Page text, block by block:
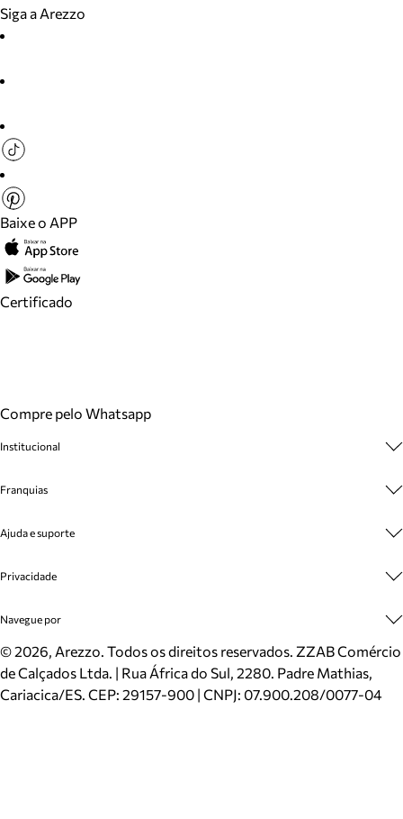
Siga a Arezzo
Baixe o APP
Certificado
Compre pelo Whatsapp
Institucional
Cashback
Venda Corporativa
Mapa do Site
Inverno
Mundo Arezzo
Franquias
Plano de Negócio
Ajuda e suporte
Cadastro
Meus Pedidos
Trocas e Devoluções
Cartão Presente
Localizador de lojas
Privacidade
Politica e Privacidade
Navegue por
Sapatos
Bolsas
Scarpins
©2026, Arezzo. Todos os direitos reservados. ZZAB Comércio
de Calçados Ltda. | Rua África do Sul, 2280. Padre Mathias,
Cariacica/ES. CEP: 29157-900 | CNPJ: 07.900.208/0077-04